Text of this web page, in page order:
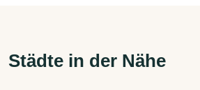
Städte in der Nähe